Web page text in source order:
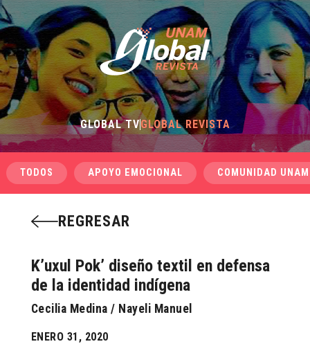
GLOBAL TVGLOBAL REVISTA
TODOS APOYO EMOCIONAL COMUNIDAD UNAM
REGRESAR
K’uxul Pok’ diseño textil en defensa
de la identidad indígena
Cecilia Medina / Nayeli Manuel
ENERO 31, 2020